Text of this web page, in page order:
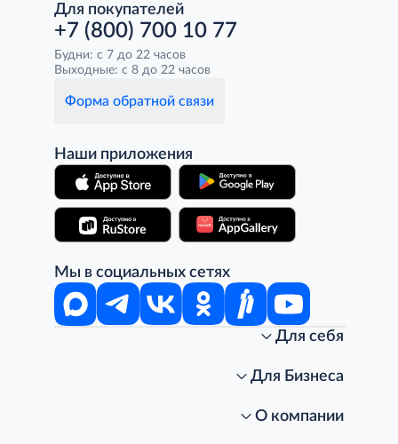
Для покупателей
+7 (800) 700 10 77
Будни: с 7 до 22 часов
Выходные: с 8 до 22 часов
Форма обратной связи
Наши приложения
Мы в социальных сетях
Для себя
Стань клиентом METRO
Для Бизнеса
О компании